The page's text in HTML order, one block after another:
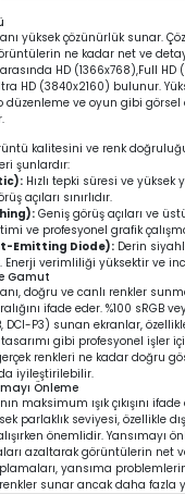
yüksek çözünürlük sunar.
ne kadar net ve
HD (1366x768),Full HD
HD (3840x2160) bulunur.
düzenleme ve oyun gibi
kalitesini ve renk
şunlardır:
Hızlı tepki süresi ve yüksek
açıları sınırlıdır.
Geniş görüş açıları ve
ve profesyonel grafik
Emitting Diode): Derin
Enerji verimliliği yüksektir ve
Gamut
doğru ve canlı renkler
ifade eder. %100 sRGB
DCI-P3) sunan ekranlar,
gibi profesyonel işler
renkleri ne kadar doğru
iyileştirilebilir.
Önleme
maksimum ışık çıkışını
parlaklık seviyesi, özellikle
önemlidir. Yansımayı
azaltarak görüntülerin net
yansıma
sunar ancak daha fazla